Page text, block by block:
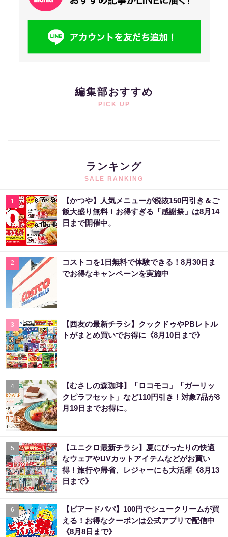
編集部おすすめ
PICK UP
ランキング
SALE RANKING
1
【かつや】人気メニューが税抜150円引き＆ご
飯大盛り無料！お得すぎる「感謝祭」は8月14
日まで開催中。
2
コストコを1日無料で体験できる！8月30日ま
でお得なキャンペーンを実施中
3
【西友の最新チラシ】クックドゥやPBレトル
トがまとめ買いでお得に《8月10日まで》
4
【むさしの森珈琲】「ロコモコ」「ガーリッ
クピラフセット」など110円引き！対象7品が8
月19日までお得に。
5
【ユニクロ最新チラシ】夏にぴったりの快適
なウェアやUVカットアイテムなどがお買い
得！旅行や帰省、レジャーにも大活躍《8月13
日まで》
6
【ビアードパパ】100円でシュークリームが買
える！お得なクーポンは公式アプリで配信中
《8月8日まで》